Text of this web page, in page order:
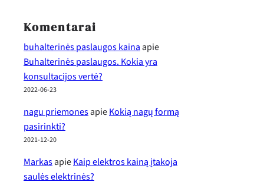
Komentarai
buhalterinės paslaugos kainaapie
Buhalterinės paslaugos. Kokia yra
konsultacijos vertė?
2022-06-23
nagu priemonesapieKokią nagų formą
pasirinkti?
2021-12-20
MarkasapieKaip elektros kainą įtakoja
saulės elektrinės?